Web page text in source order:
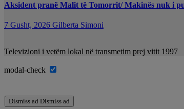
Aksident pranë Malit të Tomorrit/ Makinës nuk i
7 Gusht, 2026 Gilberta Simoni
Televizioni i vetëm lokal në transmetim prej vitit 1997
modal-check
Dismiss ad Dismiss ad